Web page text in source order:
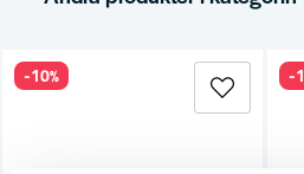
Ja, ni får publicera min fråga
-10% -